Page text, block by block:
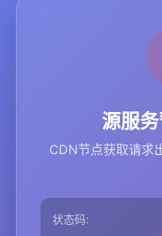
源服
CDN节点获取请求
状态码: